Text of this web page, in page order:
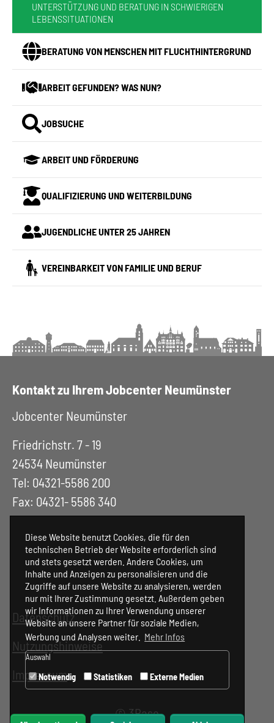
UNTERSTÜTZUNG UND BERATUNG IN SCHWIERIGEN
LEBENSSITUATIONEN
BERATUNG VON MENSCHEN MIT FLUCHTHINTERGRUND
ARBEIT GEFUNDEN? WAS NUN?
JOBSUCHE
ARBEIT UND FÖRDERUNG
QUALIFIZIERUNG UND WEITERBILDUNG
JUGENDLICHE UNTER 25 JAHREN
VEREINBARKEIT VON FAMILIE UND BERUF
Kontakt zu Ihrem Jobcenter Neumünster
Jobcenter Neumünster
Friedrichstr. 7 - 19
24534 Neumünster
Tel: 04321-5586 200
Fax: 04321- 5586 340
Datenschutz
Nutzungshinweise
Impressum
©3Base
Diese Website benutzt Cookies, die für den
technischen Betrieb der Website erforderlich sind
und stets gesetzt werden. Andere Cookies, um
Inhalte und Anzeigen zu personalisieren und die
Zugriffe auf unsere Website zu analysieren, werden
nur mit Ihrer Zustimmung gesetzt. Außerdem geben
wir Informationen zu Ihrer Verwendung unserer
Website an unsere Partner für soziale Medien,
Werbung und Analysen weiter. Mehr Infos
Auswahl
Notwendig Statistiken Externe Medien